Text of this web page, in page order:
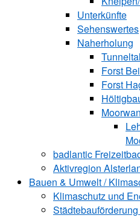
Unterkünfte
Sehenswertes
Naherholung
Tunneltal
Forst
Forst
badlantic
Aktivregion
Bauen & Umwelt /
­Klimaschutz und